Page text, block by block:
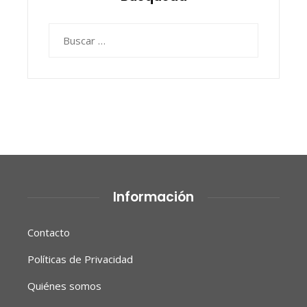
Información
Contacto
Políticas de Privacidad
Quiénes somos